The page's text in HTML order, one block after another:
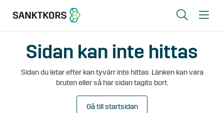
Sök
Lediga lokaler
Områden
Sidan kan inte hittas
Sidan du letar efter kan tyvärr inte hittas. Länken kan vara
bruten eller så har sidan tagits bort.
Gå till startsidan